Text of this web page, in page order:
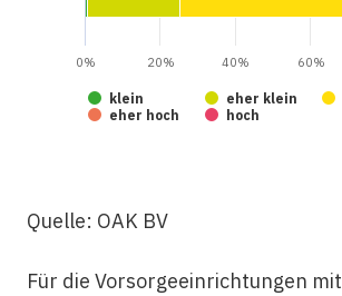
klein eher klein
eher hoch
hoch
0% 20% 40% 60%
Quelle: OAK BV
Für die Vorsorgeeinrichtungen mit